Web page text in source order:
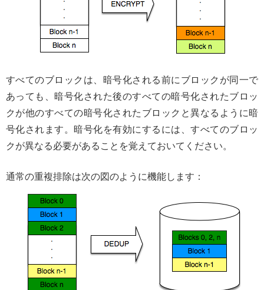
すべてのブロックは、暗号化される前にブロックが同一で
あっても、暗号化された後のすべての暗号化されたブロッ
クが他のすべての暗号化されたブロックと異なるように暗
号化されます。暗号化を有効にするには、すべてのブロッ
クが異なる必要があることを覚えておいてください。
通常の重複排除は次の図のように機能します：